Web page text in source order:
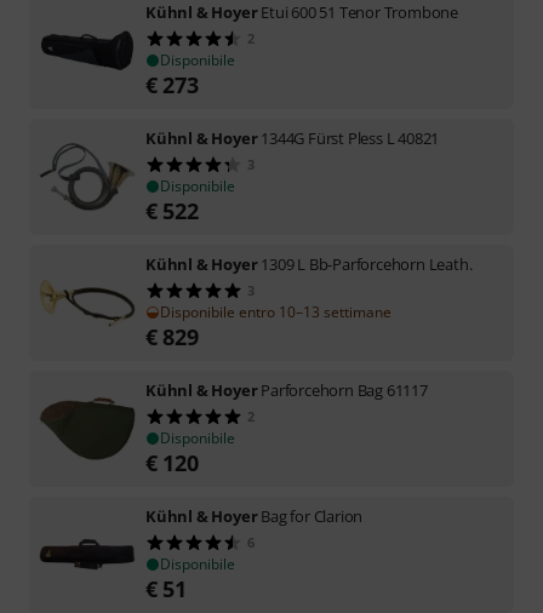
Kühnl & HoyerEtui 600 51 Tenor Trombone
2
Disponibile
€ 273
Kühnl & Hoyer1344G Fürst Pless L 40821
3
Disponibile
€ 522
Kühnl & Hoyer1309 L Bb-Parforcehorn Leath.
3
Disponibile entro 10–13 settimane
€ 829
Kühnl & HoyerParforcehorn Bag 61117
2
Disponibile
€ 120
Kühnl & HoyerBag for Clarion
6
Disponibile
€ 51